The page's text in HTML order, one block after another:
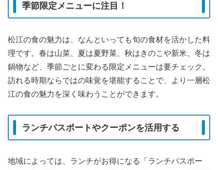
季節限定メニューに注目！
松江の食の魅力は、なんといっても旬の食材を活かした料
理です。春は山菜、夏は夏野菜、秋はきのこや新米、冬は
鍋物など、季節ごとに変わる限定メニューは要チェック。
訪れる時期ならではの味覚を堪能することで、より一層松
江の食の魅力を深く味わうことができます。
ランチパスポートやクーポンを活用する
地域によっては、ランチがお得になる「ランチパスポー